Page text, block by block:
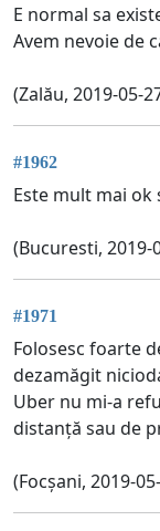
E normal sa
Avem nevoie de
(Zalău, 2019-05-
#1962
Este mult mai
(Bucuresti, 2019-
#1971
Folosesc foarte
dezamăgit
Uber nu mi-a
distanță sau de
(Focșani, 2019-